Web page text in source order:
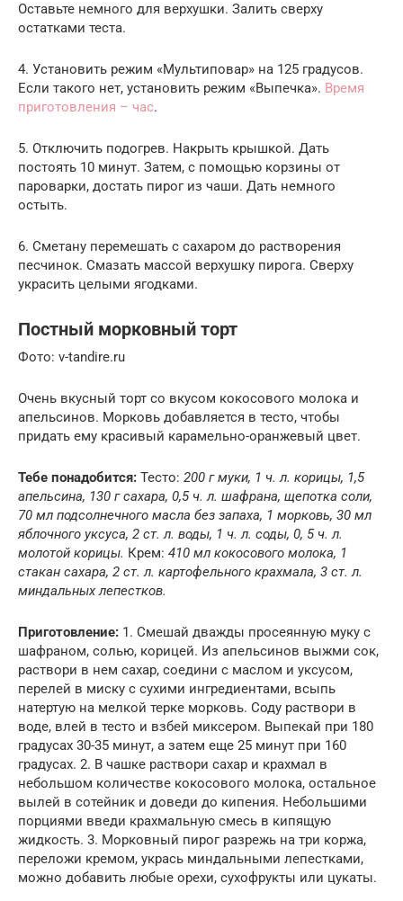
Оставьте немного для верхушки. Залить сверху
остатками теста.
4. Установить режим «Мультиповар» на 125 градусов.
Если такого нет, установить режим «Выпечка». Время
приготовления – час.
5. Отключить подогрев. Накрыть крышкой. Дать
постоять 10 минут. Затем, с помощью корзины от
пароварки, достать пирог из чаши. Дать немного
остыть.
6. Сметану перемешать с сахаром до растворения
песчинок. Смазать массой верхушку пирога. Сверху
украсить целыми ягодками.
Постный морковный торт
Фото: v-tandire.ru
Очень вкусный торт со вкусом кокосового молока и
апельсинов. Морковь добавляется в тесто, чтобы
придать ему красивый карамельно-оранжевый цвет.
Тебе понадобится: Тесто: 200 г муки, 1 ч. л. корицы, 1,5
апельсина, 130 г сахара, 0,5 ч. л. шафрана, щепотка соли,
70 мл подсолнечного масла без запаха, 1 морковь, 30 мл
яблочного уксуса, 2 ст. л. воды, 1 ч. л. соды, 0, 5 ч. л.
молотой корицы. Крем: 410 мл кокосового молока, 1
стакан сахара, 2 ст. л. картофельного крахмала, 3 ст. л.
миндальных лепестков.
Приготовление: 1. Смешай дважды просеянную муку с
шафраном, солью, корицей. Из апельсинов выжми сок,
раствори в нем сахар, соедини с маслом и уксусом,
перелей в миску с сухими ингредиентами, всыпь
натертую на мелкой терке морковь. Соду раствори в
воде, влей в тесто и взбей миксером. Выпекай при 180
градусах 30-35 минут, а затем еще 25 минут при 160
градусах. 2. В чашке раствори сахар и крахмал в
небольшом количестве кокосового молока, остальное
вылей в сотейник и доведи до кипения. Небольшими
порциями введи крахмальную смесь в кипящую
жидкость. 3. Морковный пирог разрежь на три коржа,
переложи кремом, укрась миндальными лепестками,
можно добавить любые орехи, сухофрукты или цукаты.